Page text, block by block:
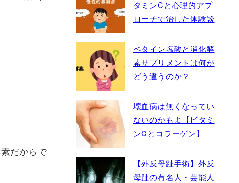
だからで
タミンCと心理的アプ
ローチで治した体験談
ベタイン塩酸と消化酵
素サプリメントは何が
どう違うのか？
壊血病は無くなってい
ないのかもよ【ビタミ
ンCとコラーゲン】
【外反母趾手術】外反
母趾の有名人・芸能人